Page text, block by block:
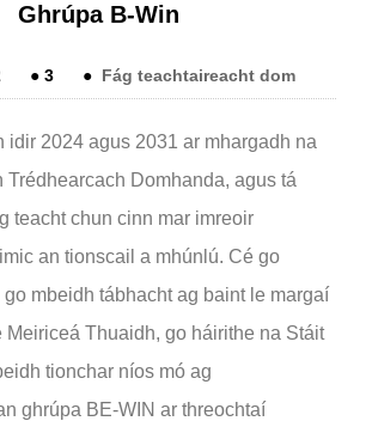
Ghrúpa B-Win
●3 ● Fág teachtaireacht dom
idir 2024 agus 2031 ar mhargadh na
Trédhearcach Domhanda, agus tá
teacht chun cinn mar imreoir
an tionscail a mhúnlú. Cé go
mbeidh tábhacht ag baint le margaí
Meiriceá Thuaidh, go háirithe na Stáit
tionchar níos mó ag
ghrúpa BE-WIN ar threochtaí